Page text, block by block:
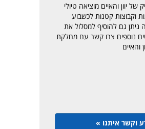
יוון והאיים מוציאה טיולי
וקבוצות קטנות לכשבוע
ניתן גם להוסיף למסלול את
נוספים צרו קשר עם מחלקת
והאיים
וקשר איתנו »